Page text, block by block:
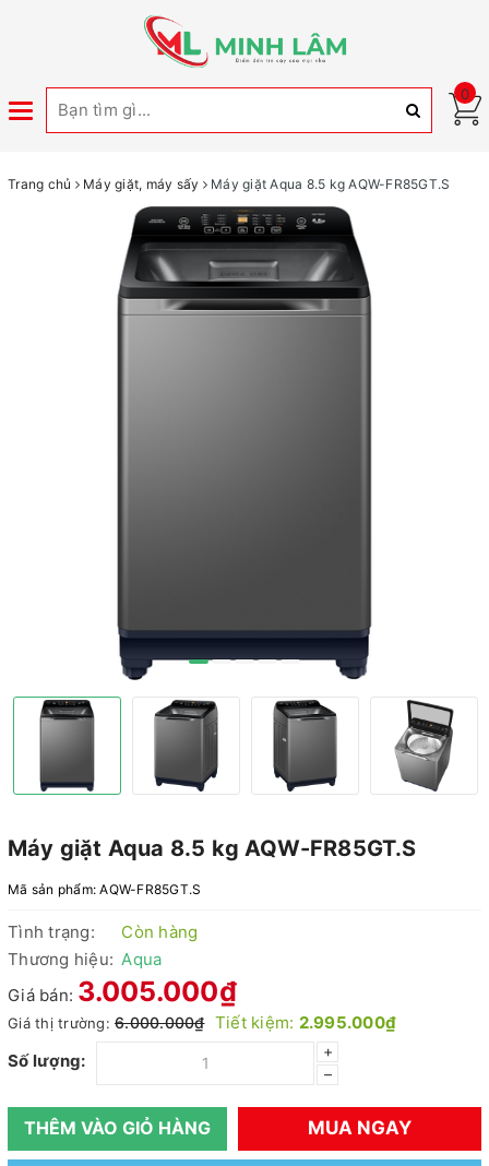
Toggle
0
Trang chủ Máy giặt, máy sấy Máy giặt Aqua 8.5 kg AQW-FR85GT.S
Máy giặt Aqua 8.5 kg AQW-FR85GT.S
Mã sản phẩm:AQW-FR85GT.S
Tình trạng:
Còn hàng
Thương hiệu: Aqua
Giá bán: 3.005.000₫
Giá thị trường: 6.000.000₫ Tiết kiệm: 2.995.000₫
Số lượng:
+
–
THÊM VÀO GIỎ HÀNG MUA NGAY